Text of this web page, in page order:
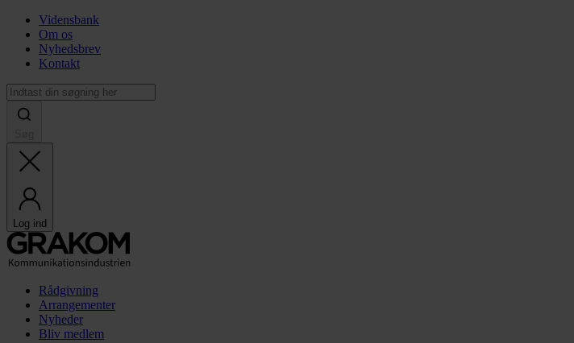
Vidensbank
Om os
Nyhedsbrev
Kontakt
Log ind
Rådgivning
Arrangementer
Nyheder
Bliv medlem